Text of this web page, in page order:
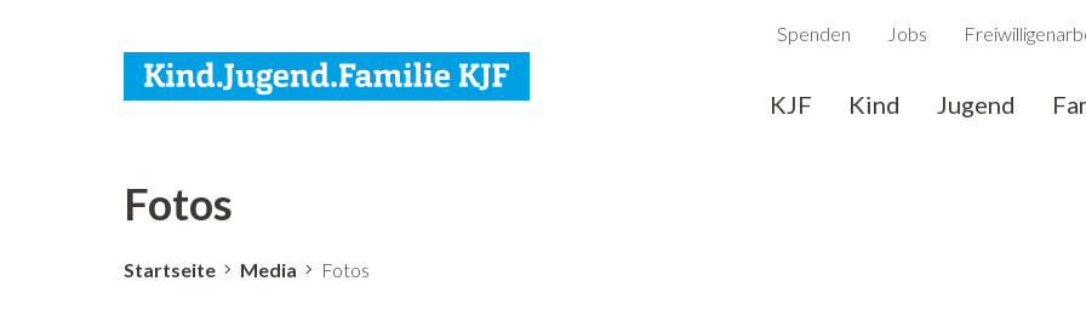
Spenden Jobs
KJF Kind Jugend
Fotos
Startseite Media Fotos